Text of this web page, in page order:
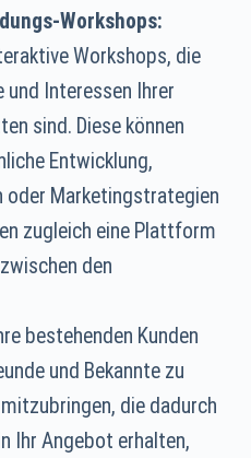
Workshops:
Workshops, die
und Interessen Ihrer
sind. Diese können
Entwicklung,
oder Marketingstrategien
zugleich eine Plattform
den
bestehenden Kunden
und Bekannte zu
die dadurch
Ihr Angebot erhalten,